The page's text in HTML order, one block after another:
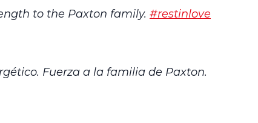
to the Paxton family. #restinlove
Fuerza a la familia de Paxton.